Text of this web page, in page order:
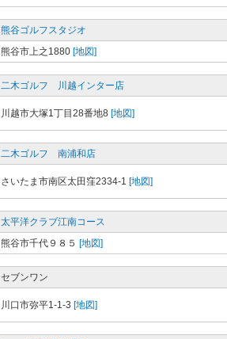
熊谷ゴルフスタジオ
熊谷市上之1880 [地図]
二木ゴルフ 川越インター店
川越市大塚1丁目28番地8 [地図]
二木ゴルフ 南浦和店
さいたま市南区太田窪2334-1 [地図]
太平洋クラブ江南コース
熊谷市千代９８５ [地図]
セブンワン
川口市弥平1-1-3 [地図]